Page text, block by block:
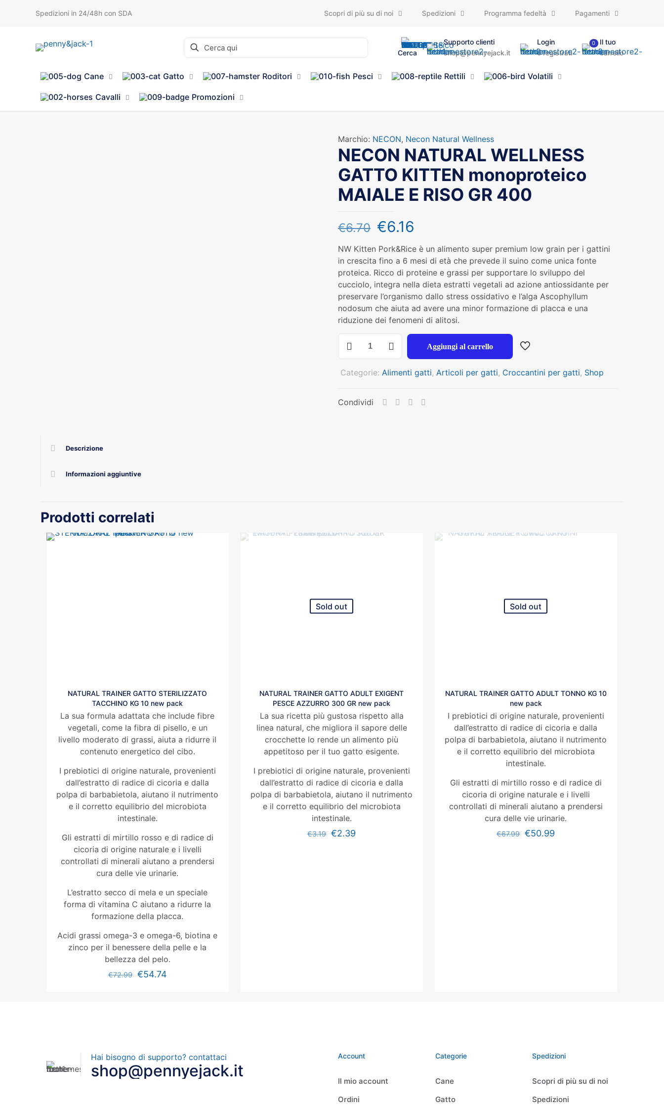
Spedizioni in 24/48h con SDA Scopri di più su di noi Spedizioni Programma fedeltà Pagamenti
Cerca
Supporto clienti
shop@pennyejack.it
Login
o registrati
0
Il tuo
carrello
Cane Gatto Roditori Pesci Rettili Volatili
Cavalli Promozioni
Marchio: NECON, Necon Natural Wellness
NECON NATURAL WELLNESS
GATTO KITTEN monoproteico
MAIALE E RISO GR 400
€6.70 €6.16
NW Kitten Pork&Rice è un alimento super premium low grain per i gattini
in crescita fino a 6 mesi di età che prevede il suino come unica fonte
proteica. Ricco di proteine e grassi per supportare lo sviluppo del
cucciolo, integra nella dieta estratti vegetali ad azione antiossidante per
preservare l’organismo dallo stress ossidativo e l’alga Ascophyllum
nodosum che aiuta ad avere una minor formazione di placca e una
riduzione dei fenomeni di alitosi.
NATURAL
GATTO
monoproteico
Aggiungi al carrello
Categorie: Alimenti gatti, Articoli per gatti, Croccantini per gatti, Shop
Condividi
Descrizione
Informazioni aggiuntive
Prodotti correlati
NATURAL TRAINER GATTO STERILIZZATO
TACCHINO KG 10 new pack
La sua formula adattata che include fibre
vegetali, come la fibra di pisello, e un
livello moderato di grassi, aiuta a ridurre il
contenuto energetico del cibo.
I prebiotici di origine naturale, provenienti
dall’estratto di radice di cicoria e dalla
polpa di barbabietola, aiutano il nutrimento
e il corretto equilibrio del microbiota
intestinale.
Gli estratti di mirtillo rosso e di radice di
cicoria di origine naturale e i livelli
controllati di minerali aiutano a prendersi
cura delle vie urinarie.
L’estratto secco di mela e un speciale
forma di vitamina C aiutano a ridurre la
formazione della placca.
Acidi grassi omega-3 e omega-6, biotina e
zinco per il benessere della pelle e la
bellezza del pelo.
€72.99 €54.74
Sold out
NATURAL TRAINER GATTO ADULT EXIGENT
PESCE AZZURRO 300 GR new pack
La sua ricetta più gustosa rispetto alla
linea natural, che migliora il sapore delle
crocchette lo rende un alimento più
appetitoso per il tuo gatto esigente.
I prebiotici di origine naturale, provenienti
dall’estratto di radice di cicoria e dalla
polpa di barbabietola, aiutano il nutrimento
e il corretto equilibrio del microbiota
intestinale.
€3.19 €2.39
Sold out
NATURAL TRAINER GATTO ADULT TONNO KG 10
new pack
I prebiotici di origine naturale, provenienti
dall’estratto di radice di cicoria e dalla
polpa di barbabietola, aiutano il nutrimento
e il corretto equilibrio del microbiota
intestinale.
Gli estratti di mirtillo rosso e di radice di
cicoria di origine naturale e i livelli
controllati di minerali aiutano a prendersi
cura delle vie urinarie.
€67.99 €50.99
Hai bisogno di supporto? contattaci
shop@pennyejack.it
Account
Il mio account
Ordini
Categorie
Cane
Gatto
Spedizioni
Scopri di più su di noi
Spedizioni